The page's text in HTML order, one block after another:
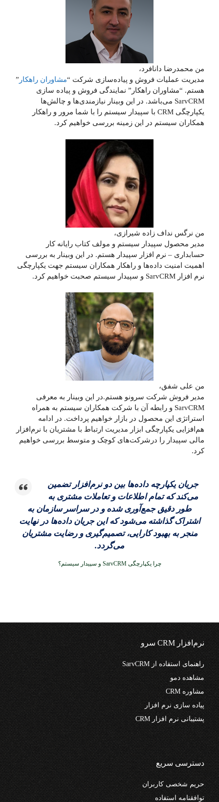
من محمدرضا دانافرد،
مدیریت عملیات فروش و پیاده‌سازی شرکت “مشاوران راهکار ”
هستم. “مشاوران راهکار” نمایندگی فروش و پیاده سازی
SarvCRM می‌باشد. در این وبینار نیازمندی‌ها و چالش‌ها
یکپارچگی CRM با سپیدار سیستم را با شما مرور و راهکار
همکاران سیستم در این زمینه بررسی خواهیم کرد.
من نرگس نداف زاده شیرازی،
مدیر محصول سپیدار سیستم و مولف کتاب رایانه کار
حسابداری – نرم افزار سپیدار هستم. در این وبینار به بررسی
اهمیت امنیت داده‌ها و راهکار همکاران سیستم جهت یکپارچگی
نرم افزار SarvCRM و سپیدار سیستم صحبت خواهیم کرد.
من علی شفق،
مدیر فروش شرکت سرونو هستم.در این وبینار به معرفی
SarvCRM و رابطه آن با شرکت همکاران سیستم به‌ همراه
استراتژی این محصول در بازار خواهیم پرداخت. در ادامه
هم‌افزایی یکپارچگی ابزار مدیریت ارتباط با مشتریان با نرم‌افزار
مالی سپیدار را درشرکت‌های کوچک‌ و متوسط بررسی خواهیم
کرد.
جریان یکپارچه داده‌ها بین دو نرم‌افزار تضمین
می‌کند که تمام اطلاعات و تعاملات مشتری به
طور دقیق جمع‌آوری شده و در سراسر سازمان به
اشتراک گذاشته می‌شود که این جریان داده‌ها در نهایت
منجر به بهبود کارایی، تصمیم‌گیری و رضایت مشتریان
می‌گردد.
چرا یکپارچگی SarvCRM و سپیدار سیستم؟
نرم‌افزار CRM سرو
راهنمای استفاده از SarvCRM
مشاهده دمو
مشاوره CRM
پیاده سازی نرم افزار
پشتیبانی نرم افزار CRM
دسترسی سریع
حریم شخصی کاربران
توافقنامه استفاده